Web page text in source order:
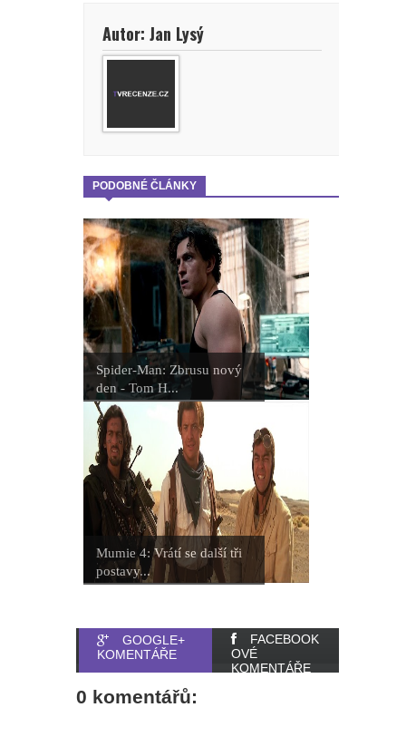
Marvel zrušil oceňovaný seriál
Budoucnost Scorpiona zní hodně
zajímavě
film. A stejně by to mohlo být i v
případě jiné série
Autor: Jan Lysý
PODOBNÉ ČLÁNKY
Spider-Man: Zbrusu nový
den - Tom H...
Mumie 4: Vrátí se další tři
postavy...
GOOGLE+
KOMENTÁŘE
FACEBOOK
OVÉ
KOMENTÁŘE
0 komentářů: